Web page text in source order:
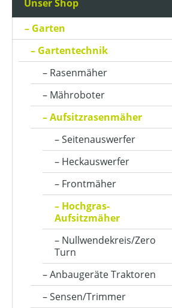
ARBEITSBREITE (IN CM)
ARBEITSSTUFENANZAHL
AUSWURFART
BETRIEBSART
FAHRANTRIEBSART
FANGSACKVOLUMEN MAX (IN L)
FARBE (GERÄT)
Unser Shop
Garten
Gartentechnik
Rasenmäher
Mähroboter
Aufsitzrasenmäher
Seitenauswerfer
Heckauswerfer
Frontmäher
Hochgras-
Aufsitzmäher
Nullwendekreis/Zero
Turn
Anbaugeräte Traktoren
Sensen/Trimmer